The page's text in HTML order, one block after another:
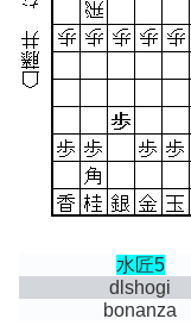
水匠5
dlshogi
bonanza